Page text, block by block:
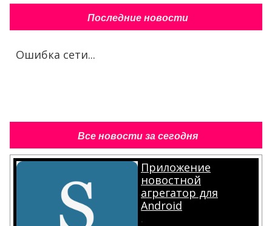
Последние новости
Ошибка сети...
Все новости за сегодня
Приложение
новостной
агрегатор для
Android
.